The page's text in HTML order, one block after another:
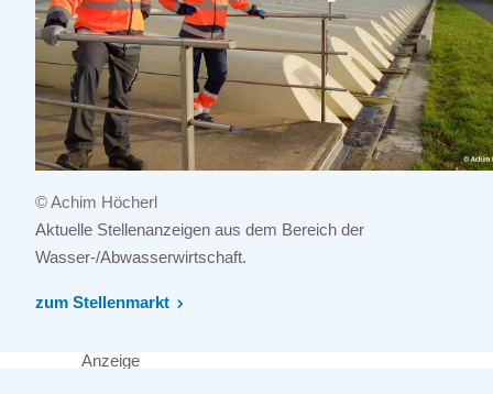
© Achim Höcherl
Aktuelle Stellenanzeigen aus dem Bereich der
Wasser-/Abwasserwirtschaft.
zum Stellenmarkt
Anzeige